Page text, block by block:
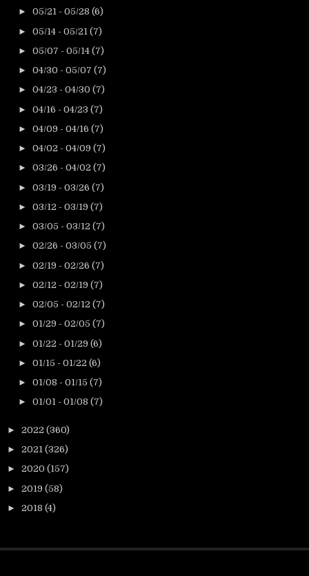
► 05/21 - 05/28 (6)
► 05/14 - 05/21 (7)
► 05/07 - 05/14 (7)
► 04/30 - 05/07 (7)
► 04/23 - 04/30 (7)
► 04/16 - 04/23 (7)
► 04/09 - 04/16 (7)
► 04/02 - 04/09 (7)
► 03/26 - 04/02 (7)
► 03/19 - 03/26 (7)
► 03/12 - 03/19 (7)
► 03/05 - 03/12 (7)
► 02/26 - 03/05 (7)
► 02/19 - 02/26 (7)
► 02/12 - 02/19 (7)
► 02/05 - 02/12 (7)
► 01/29 - 02/05 (7)
► 01/22 - 01/29 (6)
► 01/15 - 01/22 (6)
► 01/08 - 01/15 (7)
► 01/01 - 01/08 (7)
► 2022 (360)
► 2021 (326)
► 2020 (157)
► 2019 (58)
► 2018 (4)